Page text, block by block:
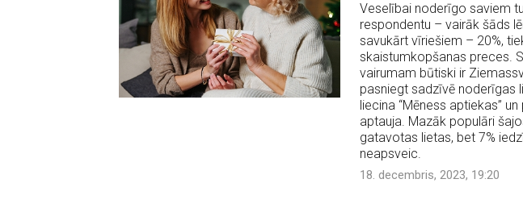
Veselībai noderīgo saviem
respondentu – vairāk šāds
savukārt vīriešiem – 20%,
skaistumkopšanas preces.
vairumam būtiski ir
pasniegt sadzīvē noderīgas
liecina “Mēness aptiekas”
aptauja. Mazāk populāri
gatavotas lietas, bet 7%
neapsveic.
18. decembris, 2023, 19:20